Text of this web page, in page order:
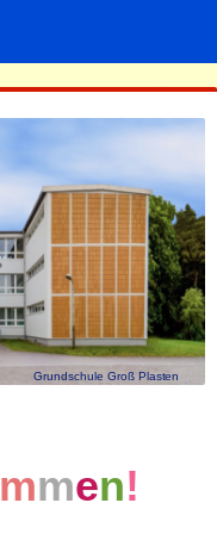
Grundschule Groß Plasten
mmen!